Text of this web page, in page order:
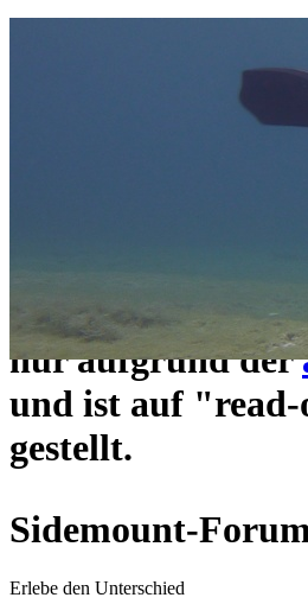
Das Sidemount-
ein neues
umgezogen und
https://
Das alte Forum
nur aufgrund der
und ist auf
gestellt.
Sidemount-
Erlebe den Unterschied